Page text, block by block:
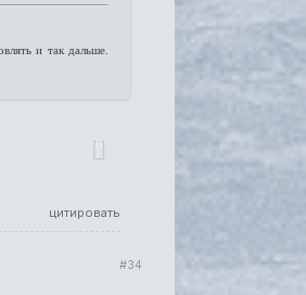
и так дальше.
0
цитировать
34